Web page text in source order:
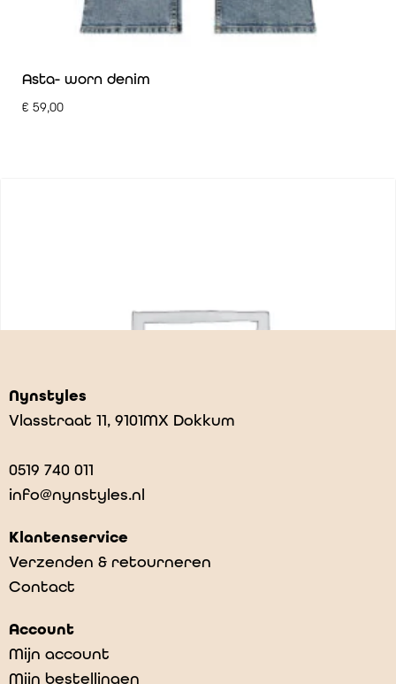
Asta- worn denim
€ 59,00
€3,50
Nynstyles
Vlasstraat 11, 9101MX Dokkum
0519 740 011
info@nynstyles.nl
Klantenservice
Verzenden & retourneren
Contact
Account
Mijn account
Mijn bestellingen